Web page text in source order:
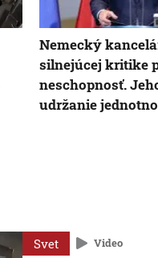
Nemecký
silnejúcej kritike
neschopnosť.
udržanie
Svet Video